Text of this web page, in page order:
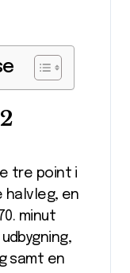
tre point i
halvleg, en
minut
samt en